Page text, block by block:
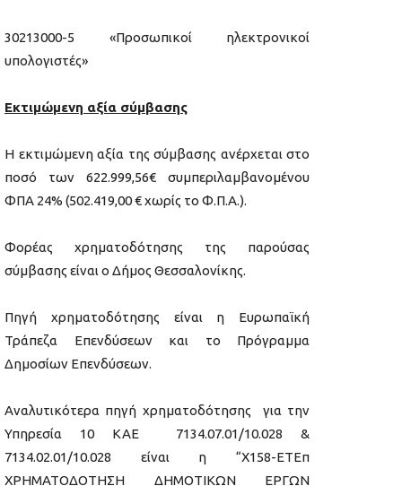
30213000-5 «Προσωπικοί ηλεκτρονικοί
υπολογιστές»
Εκτιμώμενη αξία σύμβασης
Η εκτιμώμενη αξία της σύμβασης ανέρχεται στο
ποσό των 622.999,56€ συμπεριλαμβανομένου
ΦΠΑ 24% (502.419,00 € χωρίς το Φ.Π.Α.).
Φορέας χρηματοδότησης της παρούσας
σύμβασης είναι ο Δήμος Θεσσαλονίκης.
Πηγή χρηματοδότησης είναι η Ευρωπαϊκή
Τράπεζα Επενδύσεων και το Πρόγραμμα
Δημοσίων Επενδύσεων.
Αναλυτικότερα πηγή χρηματοδότησης για την
Υπηρεσία 10 ΚΑΕ 7134.07.01/10.028 &
7134.02.01/10.028 είναι η “Χ158-ΕΤΕπ
ΧΡΗΜΑΤΟΔΟΤΗΣΗ ΔΗΜΟΤΙΚΩΝ ΕΡΓΩΝ